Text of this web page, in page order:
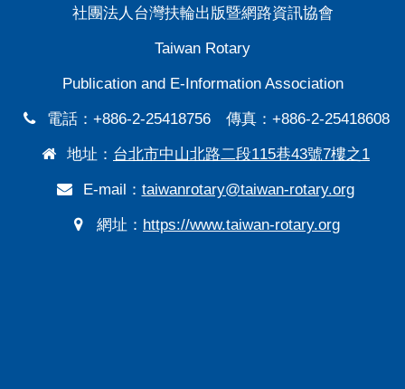
社團法人台灣扶輪出版暨網路資訊協會
Taiwan Rotary
Publication and E-Information Association
電話：+886-2-25418756 傳真：+886-2-25418608
地址： 台北市中山北路二段115巷43號7樓之1
E-mail： taiwanrotary@taiwan-rotary.org
網址： https://www.taiwan-rotary.org